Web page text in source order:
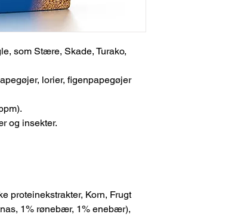
som Stære, Skade, Turako,
lorier, figenpapegøjer
og insekter.
proteinekstrakter, Korn, Frugt
1% rønebær, 1% enebær),